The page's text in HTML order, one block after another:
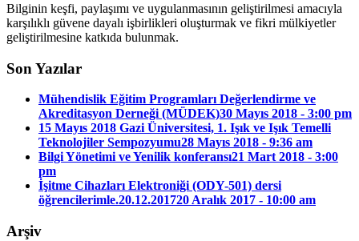
Bilginin keşfi, paylaşımı ve uygulanmasının geliştirilmesi amacıyla
karşılıklı güvene dayalı işbirlikleri oluşturmak ve fikri mülkiyetler
geliştirilmesine katkıda bulunmak.
Son Yazılar
Mühendislik Eğitim Programları Değerlendirme ve
Akreditasyon Derneği (MÜDEK)30 Mayıs 2018 - 3:00 pm
15 Mayıs 2018 Gazi Üniversitesi, 1. Işık ve Işık Temelli
Teknolojiler Sempozyumu28 Mayıs 2018 - 9:36 am
Bilgi Yönetimi ve Yenilik konferansı21 Mart 2018 - 3:00
pm
İşitme Cihazları Elektroniği (ODY-501) dersi
öğrencilerimle.20.12.201720 Aralık 2017 - 10:00 am
Arşiv